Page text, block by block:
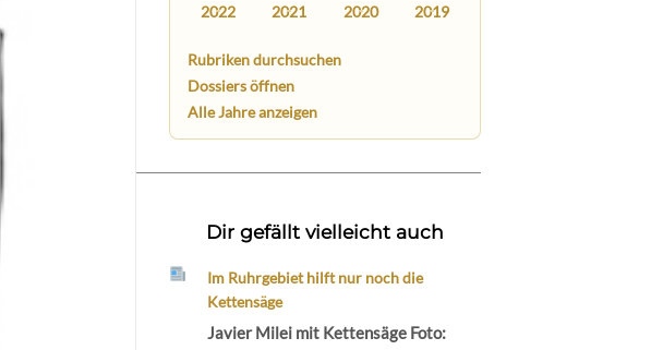
2022 2021 2020 2019
Rubriken durchsuchen
Dossiers öffnen
Alle Jahre anzeigen
Dir gefällt vielleicht auch
Im Ruhrgebiet hilft nur noch die
Kettensäge
Javier Milei mit Kettensäge Foto: